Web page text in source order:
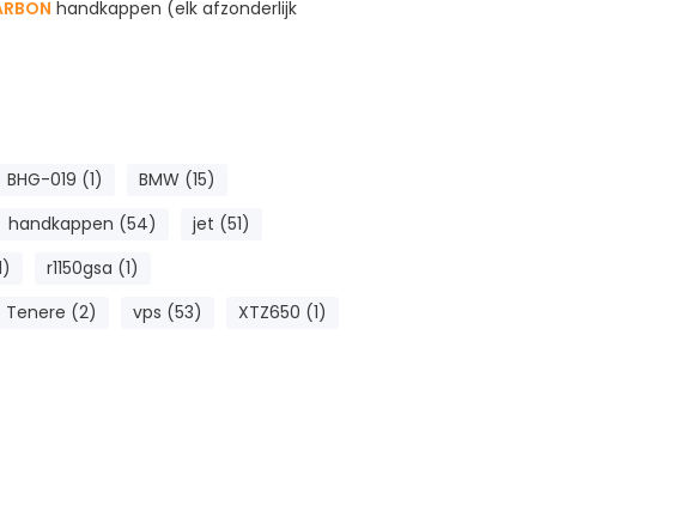
handkappen (elk afzonderlijk
BHG-019 (1)
BMW (15)
handkappen (54)
jet (51)
r1150gsa (1)
Tenere (2) vps (53)
XTZ650 (1)